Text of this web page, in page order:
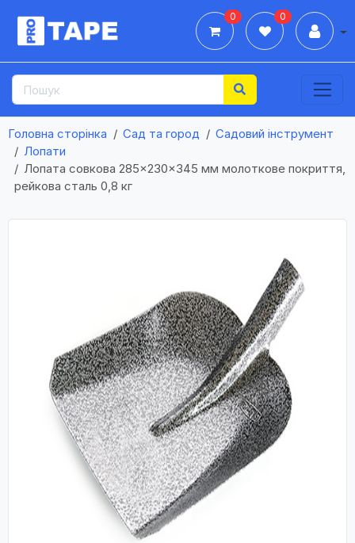
0 0
Головна сторінка Сад та город
Садовий інструмент
Лопати
Лопата совкова 285×230×345 мм молоткове покриття,
рейкова сталь 0,8 кг